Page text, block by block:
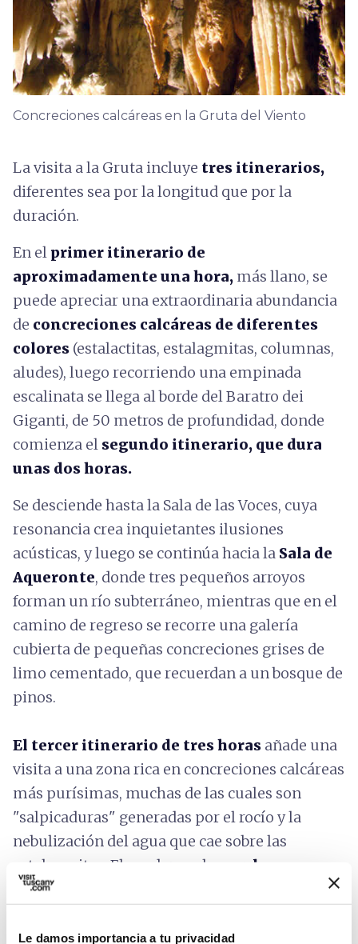
Le damos importancia a tu privacidad
Concreciones calcáreas en la Gruta del Viento
La visita a la Gruta incluye tres itinerarios,
diferentes sea por la longitud que por la
duración.
En el primer itinerario de
aproximadamente una hora, más llano, se
puede apreciar una extraordinaria abundancia
de concreciones calcáreas de diferentes
colores (estalactitas, estalagmitas, columnas,
aludes), luego recorriendo una empinada
escalinata se llega al borde del Baratro dei
Giganti, de 50 metros de profundidad, donde
comienza el segundo itinerario, que dura
unas dos horas.
Se desciende hasta la Sala de las Voces, cuya
resonancia crea inquietantes ilusiones
acústicas, y luego se continúa hacia la Sala de
Aqueronte, donde tres pequeños arroyos
forman un río subterráneo, mientras que en el
camino de regreso se recorre una galería
cubierta de pequeñas concreciones grises de
limo cementado, que recuerdan a un bosque de
pinos.
El tercer itinerario de tres horas añade una
visita a una zona rica en concreciones calcáreas
más purísimas, muchas de las cuales son
"salpicaduras" generadas por el rocío y la
nebulización del agua que cae sobre las
estalagmitas. El sendero sube
por las
escarpadas paredes de un imponente pozo
por una abundante cascada durante las